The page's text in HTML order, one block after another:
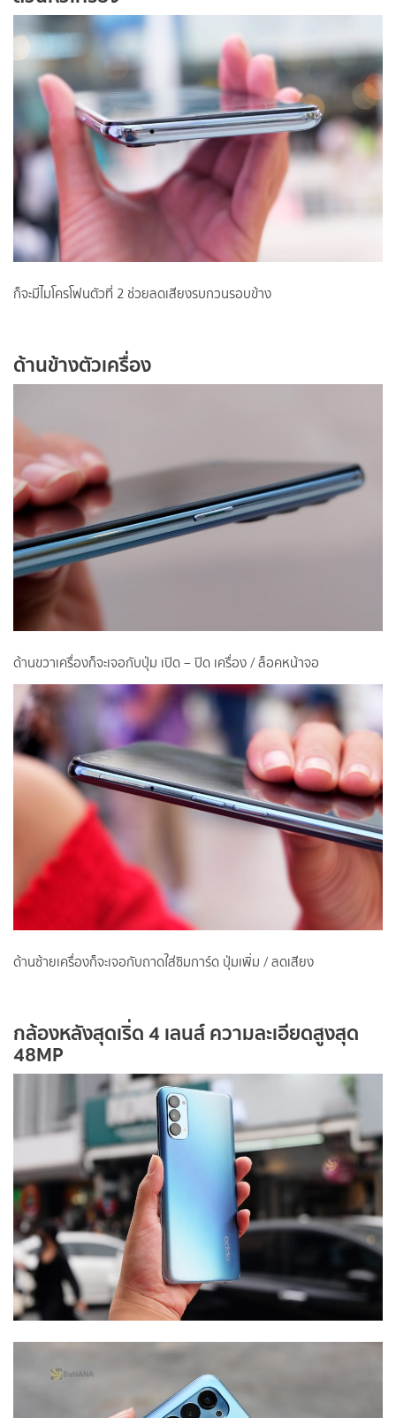
ก็จะมีไมโครโฟนตัวที่ 2 ช่วยลดเสียงรบกวนรอบข้าง
ด้านข้างตัวเครื่อง
ด้านขวาเครื่องก็จะเจอกับปุ่ม เปิด – ปิด เครื่อง / ล็อคหน้าจอ
ด้านซ้ายเครื่องก็จะเจอกับถาดใส่ซิมการ์ด ปุ่มเพิ่ม / ลดเสียง
กล้องหลังสุดเริ่ด 4 เลนส์ ความละเอียดสูงสุด
48MP